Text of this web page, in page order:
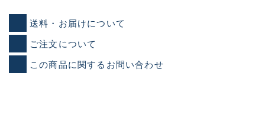
送料・お届けについて
ご注文について
この商品に関するお問い合わせ